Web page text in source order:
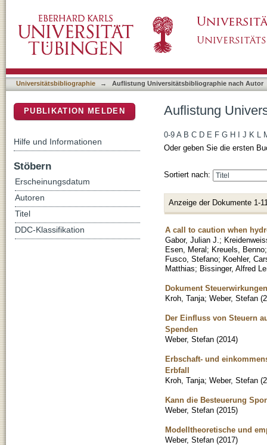
Universitätsbibliographie → Auflistung Universitätsbibliographie nach Autor
Auflistung
0-9 A B C D E F G H J K L
Oder geben Sie die ersten
Sortiert nach:
Anzeige der Dokumente 1-
A call to caution when
Gabor, Julian J. ;
Esen, Meral; Kreuels, Benno
Fusco, Stefano; Koehler,
Matthias; Bissinger, Alfred
Dokument
Kroh, Tanja; Weber, Stefan (
Der Einfluss von Steuern
Spenden
Weber, Stefan (2014)
Erbschaft- und
Erbfall
Kroh, Tanja; Weber, Stefan (
Kann die Besteuerung
Weber, Stefan (2015)
Modelltheoretische und
Weber, Stefan (2017)
PUBLIKATION MELDEN
Hilfe und Informationen
Stöbern
Erscheinungsdatum
Autoren
Titel
DDC-Klassifikation